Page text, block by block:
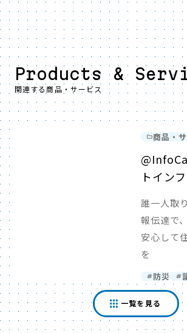
Products &
関連する商品・サービス
商品・
トイン
誰一人取
報伝達で、
安心して
を
防災
一覧を見る